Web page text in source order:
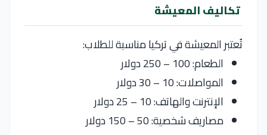
تكاليف المعيشة
تُعتبر المعيشة فيتركيامناسبة للطلاب:
الطعام: 100 – 250 دولار
المواصلات: 10 – 30 دولار
الإنترنت والهاتف: 10 – 25 دولار
مصاريف شخصية: 50 – 150 دولار